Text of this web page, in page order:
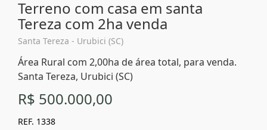
Terreno com casa em santa
Tereza com 2ha venda
Santa Tereza - Urubici (SC)
Área Rural com 2,00ha de área total, para venda.
Santa Tereza, Urubici (SC)
R$ 500.000,00
REF. 1338